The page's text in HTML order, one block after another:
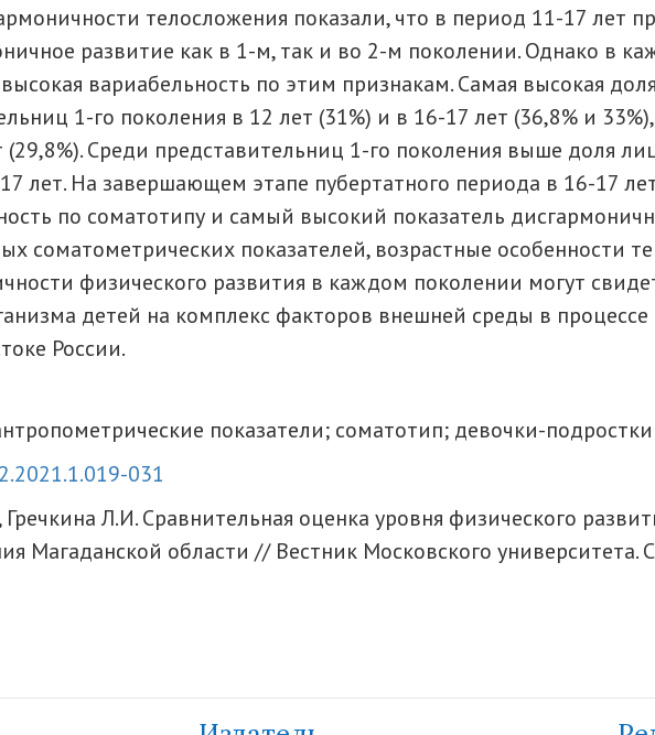
телосложения показали, что в период 11-17 лет
развитие как в 1-м, так и во 2-м поколении. Однако в
вариабельность по этим признакам. Самая высокая
1-го поколения в 12 лет (31%) и в 16-17 лет (36,8% и
(29,8%). Среди представительниц 1-го поколения выше доля
лет. На завершающем этапе пубертатного периода в 16-17
по соматотипу и самый высокий показатель
соматометрических показателей, возрастные особенности
физического развития в каждом поколении могут
детей на комплекс факторов внешней среды в
России.
показатели; соматотип; девочки-
031
Л.И. Сравнительная оценка уровня физического
Магаданской области // Вестник Московского университета.